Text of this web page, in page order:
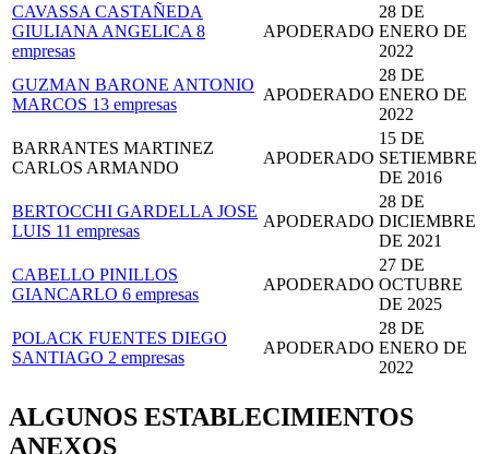
CAVASSA CASTAÑEDA
GIULIANA ANGELICA 8
empresas
APODERADO
28 DE
ENERO DE
2022
GUZMAN BARONE ANTONIO
MARCOS 13 empresas
APODERADO
28 DE
ENERO DE
2022
BARRANTES MARTINEZ
CARLOS ARMANDO
APODERADO
15 DE
SETIEMBRE
DE 2016
BERTOCCHI GARDELLA JOSE
LUIS 11 empresas
APODERADO
28 DE
DICIEMBRE
DE 2021
CABELLO PINILLOS
GIANCARLO 6 empresas
APODERADO
27 DE
OCTUBRE
DE 2025
POLACK FUENTES DIEGO
SANTIAGO 2 empresas
APODERADO
28 DE
ENERO DE
2022
ALGUNOS ESTABLECIMIENTOS
ANEXOS